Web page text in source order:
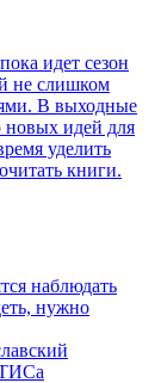
идет сезон
не слишком
В выходные
новых идей для
уделить
книги.
наблюдать
нужно